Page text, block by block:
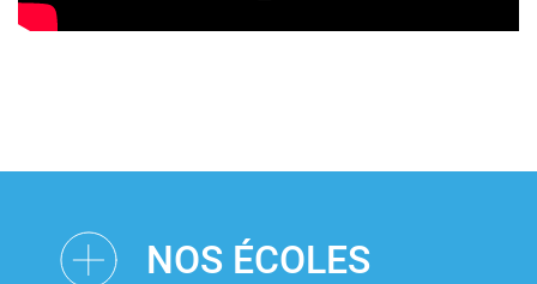
NOS ÉCOLES